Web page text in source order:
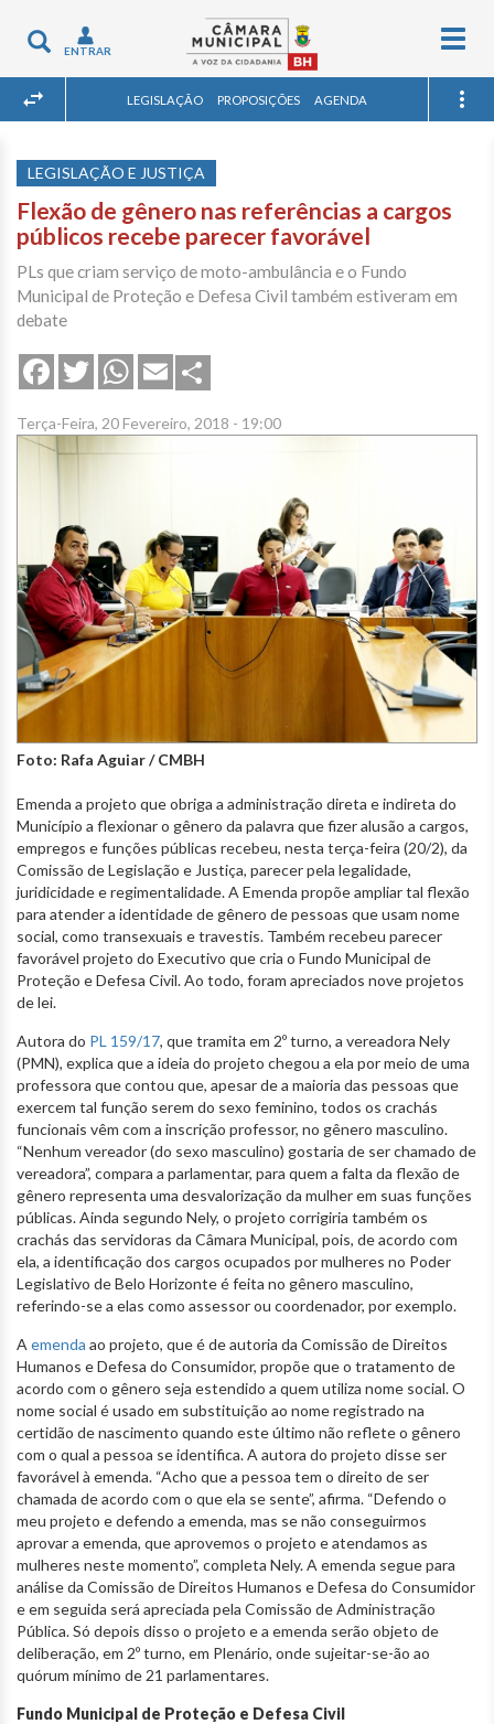
Toggle
navigation
ENTRAR
LEGISLAÇÃO PROPOSIÇÕES AGENDA
LEGISLAÇÃO E JUSTIÇA
Flexão de gênero nas referências a cargos
públicos recebe parecer favorável
PLs que criam serviço de moto-ambulância e o Fundo
Municipal de Proteção e Defesa Civil também estiveram em
debate
FacebookTwitterWhatsApp
Email
Terça-Feira, 20 Fevereiro, 2018 - 19:00
Foto: Rafa Aguiar / CMBH
Emenda a projeto que obriga a administração direta e indireta do
Município a flexionar o gênero da palavra que fizer alusão a cargos,
empregos e funções públicas recebeu, nesta terça-feira (20/2), da
Comissão de Legislação e Justiça, parecer pela legalidade,
juridicidade e regimentalidade. A Emenda propõe ampliar tal flexão
para atender a identidade de gênero de pessoas que usam nome
social, como transexuais e travestis. Também recebeu parecer
favorável projeto do Executivo que cria o Fundo Municipal de
Proteção e Defesa Civil. Ao todo, foram apreciados nove projetos
de lei.
Autora do PL 159/17, que tramita em 2º turno, a vereadora Nely
(PMN), explica que a ideia do projeto chegou a ela por meio de uma
professora que contou que, apesar de a maioria das pessoas que
exercem tal função serem do sexo feminino, todos os crachás
funcionais vêm com a inscrição professor, no gênero masculino.
“Nenhum vereador (do sexo masculino) gostaria de ser chamado de
vereadora”, compara a parlamentar, para quem a falta da flexão de
gênero representa uma desvalorização da mulher em suas funções
públicas. Ainda segundo Nely, o projeto corrigiria também os
crachás das servidoras da Câmara Municipal, pois, de acordo com
ela, a identificação dos cargos ocupados por mulheres no Poder
Legislativo de Belo Horizonte é feita no gênero masculino,
referindo-se a elas como assessor ou coordenador, por exemplo.
A emenda ao projeto, que é de autoria da Comissão de Direitos
Humanos e Defesa do Consumidor, propõe que o tratamento de
acordo com o gênero seja estendido a quem utiliza nome social. O
nome social é usado em substituição ao nome registrado na
certidão de nascimento quando este último não reflete o gênero
com o qual a pessoa se identifica. A autora do projeto disse ser
favorável à emenda. “Acho que a pessoa tem o direito de ser
chamada de acordo com o que ela se sente”, afirma. “Defendo o
meu projeto e defendo a emenda, mas se não conseguirmos
aprovar a emenda, que aprovemos o projeto e atendamos as
mulheres neste momento”, completa Nely. A emenda segue para
análise da Comissão de Direitos Humanos e Defesa do Consumidor
e em seguida será apreciada pela Comissão de Administração
Pública. Só depois disso o projeto e a emenda serão objeto de
deliberação, em 2º turno, em Plenário, onde sujeitar-se-ão ao
quórum mínimo de 21 parlamentares.
Fundo Municipal de Proteção e Defesa Civil